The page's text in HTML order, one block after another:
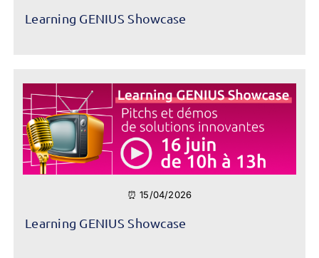
Learning GENIUS Showcase
⏰ 15/04/2026
Learning GENIUS Showcase